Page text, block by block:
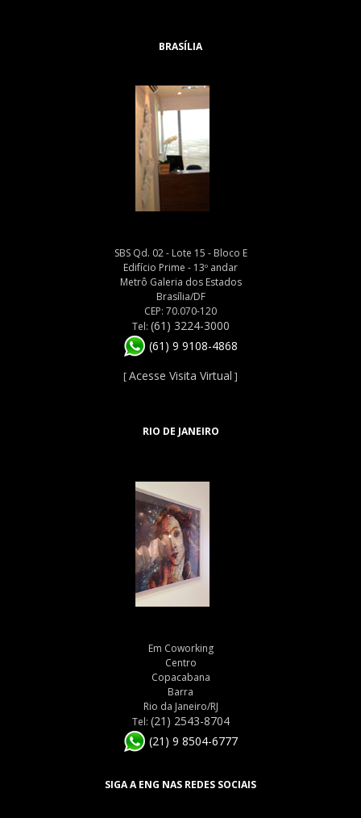
BRASÍLIA
SBS Qd. 02 - Lote 15 - Bloco E
Edifício Prime - 13º andar
Metrô Galeria dos Estados
Brasília/DF
CEP: 70.070-120
Tel: (61) 3224-3000
(61) 9 9108-4868
[Acesse Visita Virtual ]
RIO DE JANEIRO
Em Coworking
Centro
Copacabana
Barra
Rio da Janeiro/RJ
Tel: (21) 2543-8704
(21) 9 8504-6777
SIGA A ENG NAS REDES SOCIAIS